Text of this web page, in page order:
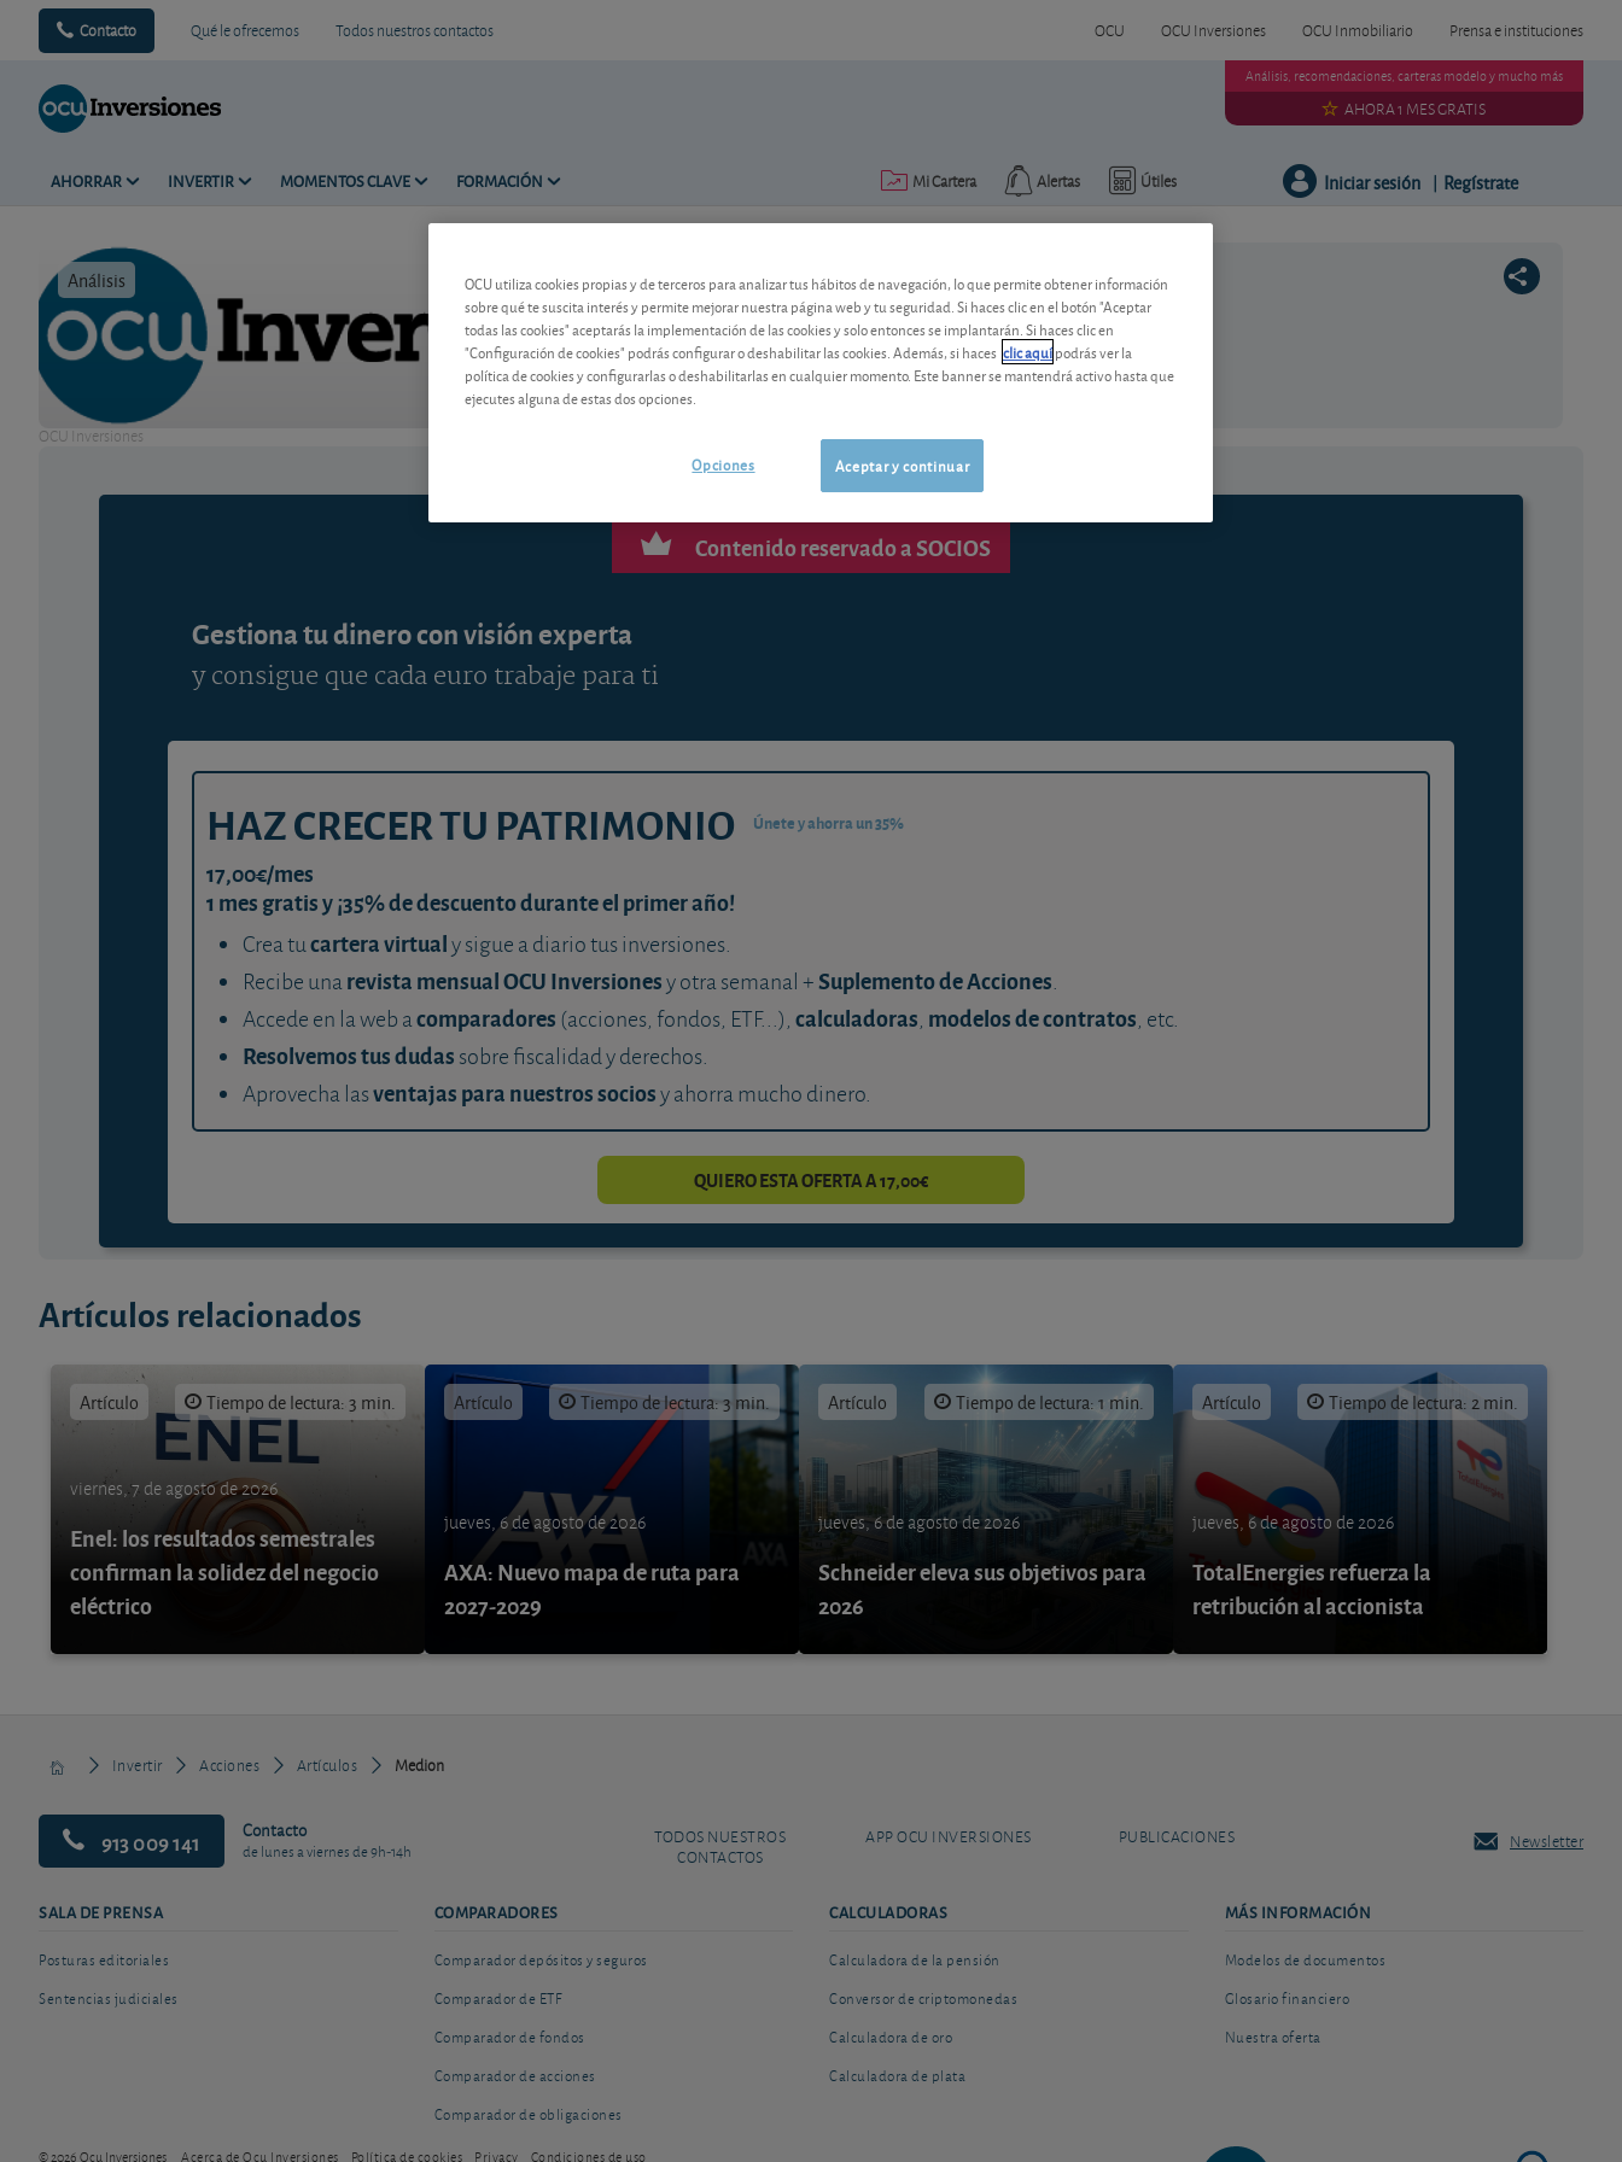
Contacto Qué le ofrecemos Todos nuestros contactos OCU OCU Inversiones OCU Inmobiliario Prensa e instituciones
AHORRAR INVERTIR MOMENTOS CLAVE FORMACIÓN Útiles
Alertas
Mi Cartera
Análisis, recomendaciones, carteras modelo y mucho más
AHORA 1 MES GRATIS
Iniciar sesión | Regístrate
Análisis Tiempo de lectura: 2 min.
OCU Inversiones
Medion
Contenido reservado a SOCIOS
Gestiona tu dinero con visión experta
y consigue que cada euro trabaje para ti
HAZ CRECER TU PATRIMONIO Únete y ahorra un 35%
17,00€/mes
1 mes gratis y ¡35% de descuento durante el primer año!
Crea tucartera virtualy sigue a diario tus inversiones.
Recibe unarevista mensual OCU Inversionesy otra semanal +Suplemento de Acciones.
Accede en la web acomparadores (acciones, fondos, ETF...), calculadoras, modelos de contratos, etc.
Resolvemos tus dudas sobre fiscalidad y derechos.
Aprovecha lasventajas para nuestros sociosy ahorra mucho dinero.
QUIERO ESTA OFERTA A 17,00€
Artículos relacionados
Artículo Tiempo de lectura: 3 min.
viernes, 7 de agosto de 2026
Enel: los resultados semestrales
confirman la solidez del negocio
eléctrico
Artículo Tiempo de lectura: 3 min.
jueves, 6 de agosto de 2026
AXA: Nuevo mapa de ruta para
2027-2029
Artículo Tiempo de lectura: 1 min.
jueves, 6 de agosto de 2026
Schneider eleva sus objetivos para
2026
Artículo Tiempo de lectura: 2 min.
jueves, 6 de agosto de 2026
TotalEnergies refuerza la
retribución al accionista
Invertir Acciones Artículos Medion
913 009 141 Contacto
de lunes a viernes de 9h-14h
TODOS NUESTROS
CONTACTOS
APP OCU INVERSIONES PUBLICACIONES Newsletter
SALA DE PRENSA
Posturas editoriales
Sentencias judiciales
COMPARADORES
Comparador depósitos y seguros
Comparador de ETF
Comparador de fondos
Comparador de acciones
Comparador de obligaciones
CALCULADORAS
Calculadora de la pensión
Conversor de criptomonedas
Calculadora de oro
Calculadora de plata
MÁS INFORMACIÓN
Modelos de documentos
Glosario financiero
Nuestra oferta
© 2026 Ocu Inversiones Acerca de Ocu Inversiones Política de cookies Privacy Condiciones de uso
OCU utiliza cookies propias y de terceros para analizar tus hábitos de navegación, lo que permite obtener información
sobre qué te suscita interés y permite mejorar nuestra página web y tu seguridad. Si haces clic en el botón "Aceptar
todas las cookies" aceptarás la implementación de las cookies y solo entonces se implantarán. Si haces clic en
"Configuración de cookies" podrás configurar o deshabilitar las cookies. Además, si haces clic aquípodrás ver la
política de cookies y configurarlas o deshabilitarlas en cualquier momento. Este banner se mantendrá activo hasta que
ejecutes alguna de estas dos opciones.
Aceptar y continuar
Opciones